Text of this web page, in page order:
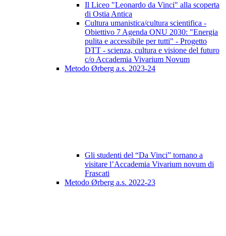
Il Liceo "Leonardo da Vinci" alla scoperta
di Ostia Antica
Cultura umanistica/cultura scientifica -
Obiettivo 7 Agenda ONU 2030: "Energia
pulita e accessibile per tutti" - Progetto
DTT - scienza, cultura e visione del futuro
c/o Accademia Vivarium Novum
Metodo Ørberg a.s. 2023-24
Gli studenti del “Da Vinci” tornano a
visitare l’Accademia Vivarium novum di
Frascati
Metodo Ørberg a.s. 2022-23